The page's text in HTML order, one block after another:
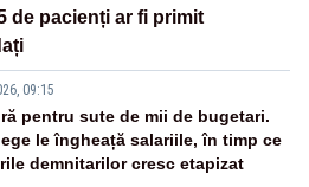
de pacienți ar fi primit
09:15
pentru sute de mii de bugetari.
le îngheață salariile, în timp ce
demnitarilor cresc etapizat